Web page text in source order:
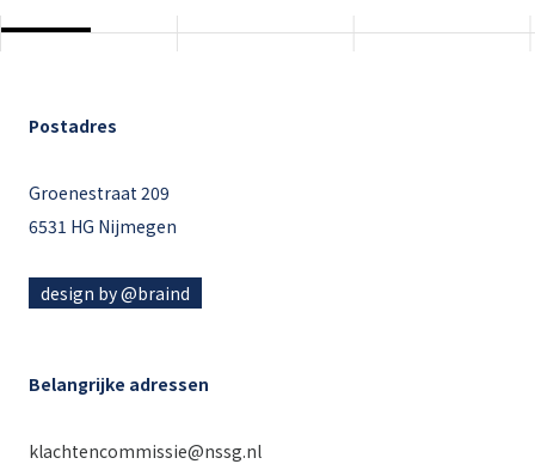
Postadres
Groenestraat 209
6531 HG Nijmegen
design by @braind
Belangrijke adressen
klachtencommissie@nssg.nl